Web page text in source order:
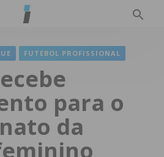
FUTEBOL PROFISSIONAL
para o
da